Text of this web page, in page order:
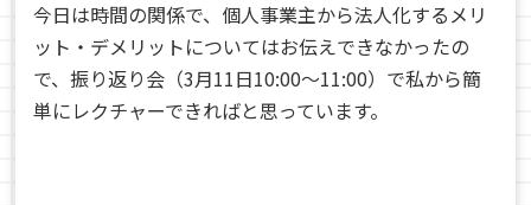
今日は時間の関係で、個人事業主から法人化するメリ
ット・デメリットについてはお伝えできなかったの
で、振り返り会（3月11日10:00〜11:00）で私から簡
単にレクチャーできればと思っています。